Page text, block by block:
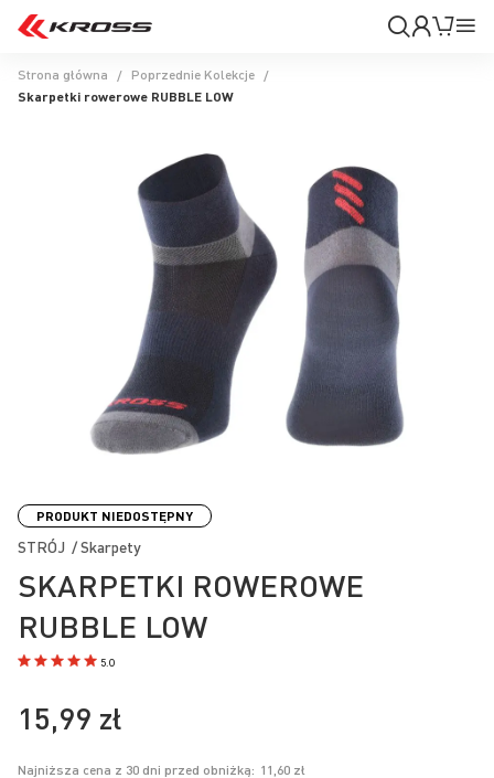
Mój
Moje
konto
Strona główna
Poprzednie Kolekcje
Skarpetki rowerowe RUBBLE LOW
na
początek
galerii
SKARPETKI ROWEROWE
RUBBLE LOW
5.0
PRODUKT NIEDOSTĘPNY
STRÓJ / Skarpety
15,99 zł
Najniższa cena z 30 dni przed obniżką: 11,60 zł